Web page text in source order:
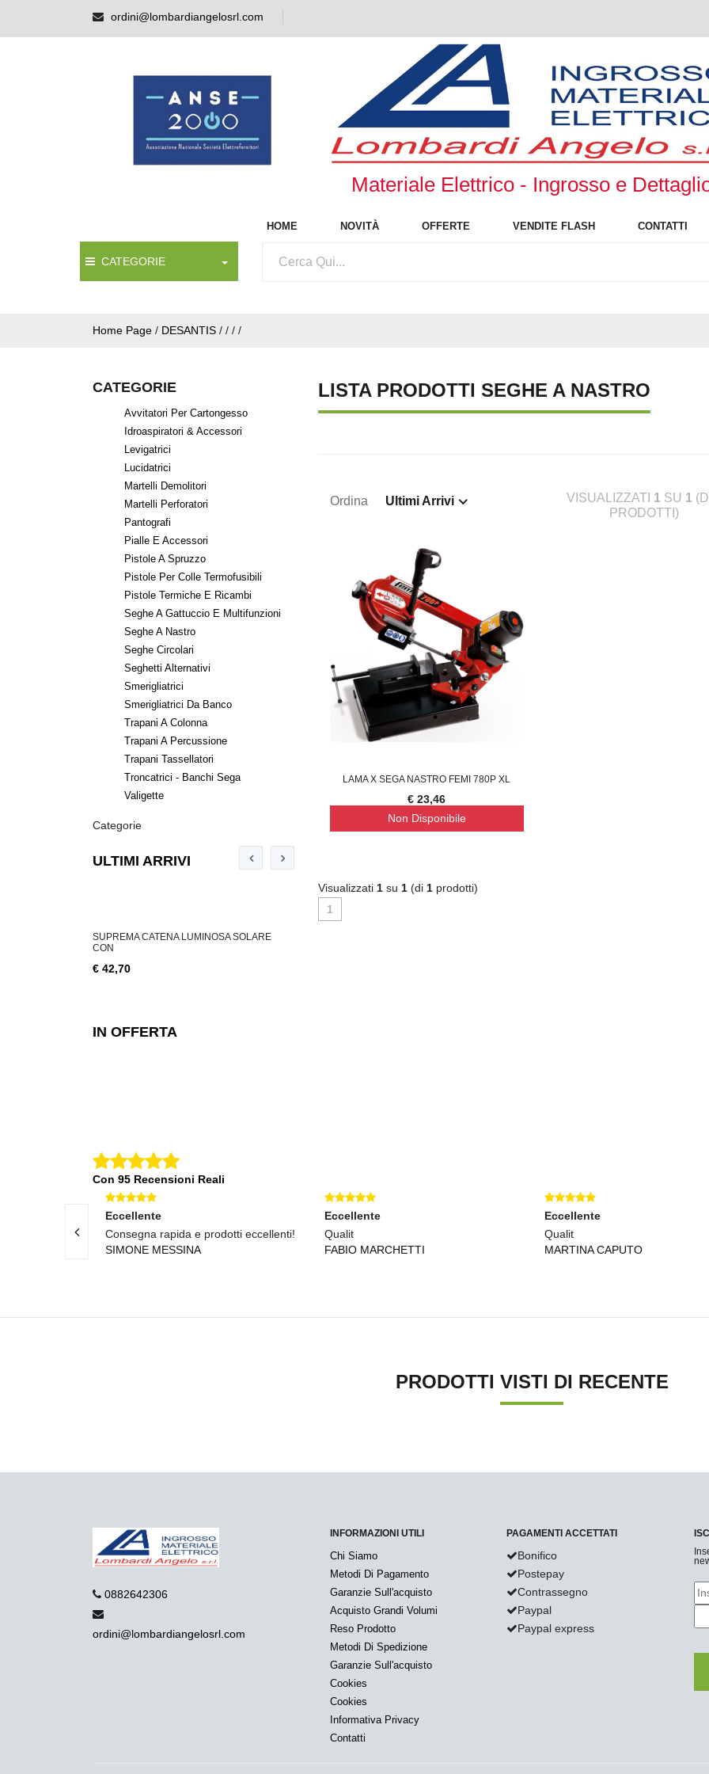
ordini@lombardiangelosrl.com
Materiale Elettrico - Ingrosso e
HOME NOVITÀ OFFERTE VENDITE FLASH CONTATTI
CATEGORIE
Home Page / DESANTIS / / / /
CATEGORIE
Avvitatori Per Cartongesso
Idroaspiratori & Accessori
Levigatrici
Lucidatrici
Martelli Demolitori
Martelli Perforatori
Pantografi
Pialle E Accessori
Pistole A Spruzzo
Pistole Per Colle Termofusibili
Pistole Termiche E Ricambi
Seghe A Gattuccio E Multifunzioni
Seghe A Nastro
Seghe Circolari
Seghetti Alternativi
Smerigliatrici
Smerigliatrici Da Banco
Trapani A Colonna
Trapani A Percussione
Trapani Tassellatori
Troncatrici - Banchi Sega
Valigette
Categorie
ULTIMI ARRIVI
SUPREMA CATENA LUMINOSA SOLARE
CON
€ 42,70
IN OFFERTA
LISTA PRODOTTI SEGHE A NASTRO
Ordina Ultimi Arrivi VISUALIZZATI 1 SU 1
PRODOTTI)
LAMA X SEGA NASTRO FEMI 780P XL
€ 23,46
Non Disponibile
Visualizzati 1 su 1 (di 1 prodotti)
1
Con 95 Recensioni Reali
Eccellente
Consegna rapida e prodotti eccellenti!
SIMONE MESSINA
Eccellente
Qualit
FABIO MARCHETTI
Eccellente
Qualit
MARTINA CAPUTO
PRODOTTI VISTI DI RECENTE
0882642306
ordini@lombardiangelosrl.com
INFORMAZIONI UTILI
Chi Siamo
Metodi Di Pagamento
Garanzie Sull'acquisto
Acquisto Grandi Volumi
Reso Prodotto
Metodi Di Spedizione
Garanzie Sull'acquisto
Cookies
Cookies
Informativa Privacy
Contatti
PAGAMENTI ACCETTATI
Bonifico
Postepay
Contrassegno
Paypal
Paypal express